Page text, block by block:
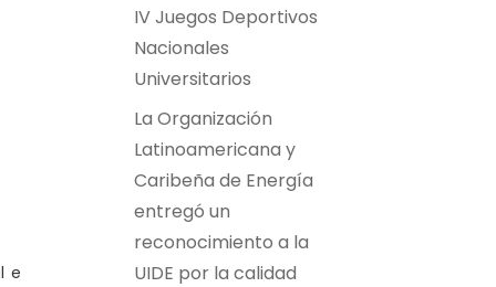
e
IV Juegos Deportivos
Nacionales
Universitarios
La Organización
Latinoamericana y
Caribeña de Energía
entregó un
reconocimiento a la
UIDE por la calidad